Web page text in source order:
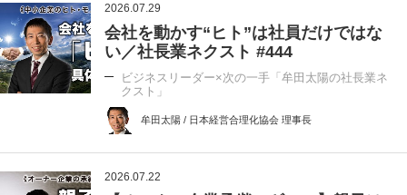
2026.07.29
会社を動かす“ヒト”は社員だけではな
い／社長業ネクスト #444
ビジネスリーダー×次の一手「牟田太陽の社長業ネ
クスト」
牟田太陽 / 日本経営合理化協会 理事長
2026.07.22